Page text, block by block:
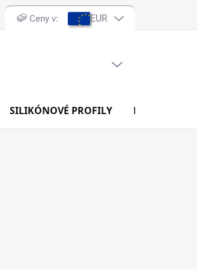
Ceny v: EUR
SILIKÓNOVÉ PROFILY DIY